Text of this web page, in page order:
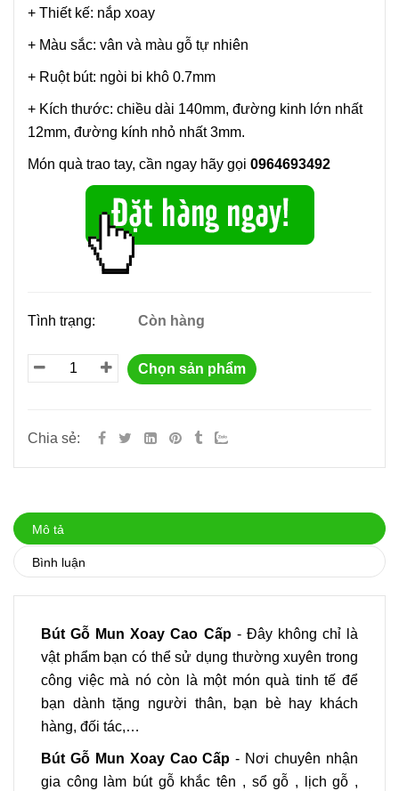
+ Thiết kế: nắp xoay
+ Màu sắc: vân và màu gỗ tự nhiên
+ Ruột bút: ngòi bi khô 0.7mm
+ Kích thước: chiều dài 140mm, đường kinh lớn nhất
12mm, đường kính nhỏ nhất 3mm.
Món quà trao tay, cần ngay hãy gọi 0964693492
Tình trạng: Còn hàng
Chọn sản phẩm
Chia sẻ:
Mô tả
Bình luận
Bút Gỗ Mun Xoay Cao Cấp- Đây không chỉ là
vật phẩm bạn có thể sử dụng thường xuyên trong
công việc mà nó còn là một món quà tinh tế để
bạn dành tặng người thân, bạn bè hay khách
hàng, đối tác,…
Bút Gỗ Mun Xoay Cao Cấp - Nơi chuyên nhận
gia công làm bút gỗ khắc tên , sổ gỗ , lịch gỗ ,